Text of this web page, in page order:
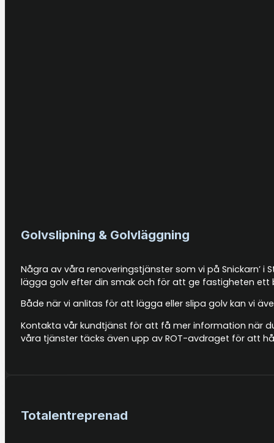
Golvslipning & Golvläggning
Några av våra renoveringstjänster som vi på
lägga golv efter din smak och för att ge fastigheten ett
Både när vi anlitas för att lägga eller slipa golv kan vi
Kontakta vår kundtjänst för att få mer information när
våra tjänster täcks även upp av ROT-avdraget för att
Totalentreprenad